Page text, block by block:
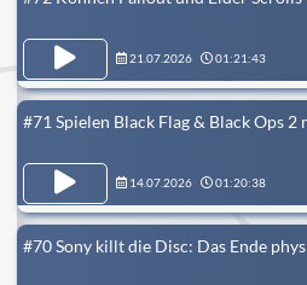
21.07.2026 01:21:43
#71 Spielen Black Flag & Black Ops
14.07.2026 01:20:38
#70 Sony killt die Disc: Das Ende